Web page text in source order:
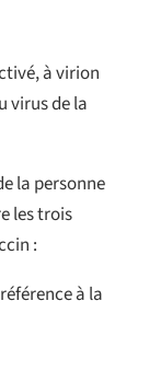
à virion
virus de la
la personne
les trois
:
à la